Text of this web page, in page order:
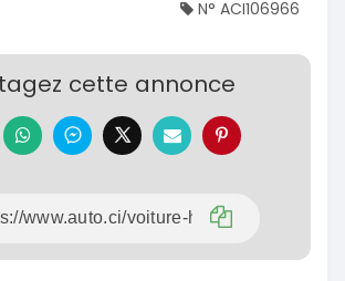
N° ACI106966
cette annonce